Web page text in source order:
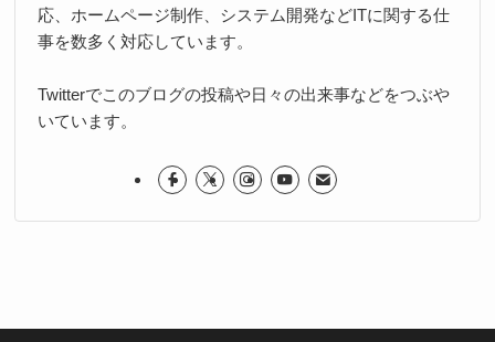
応、ホームページ制作、システム開発などITに関する仕
事を数多く対応しています。
Twitterでこのブログの投稿や日々の出来事などをつぶや
いています。